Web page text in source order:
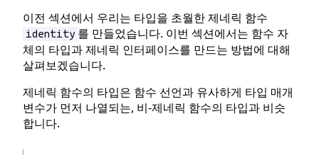
이전 섹션에서 우리는 타입을 초월한 제네릭 함수
identity 를 만들었습니다. 이번 섹션에서는 함수 자
체의 타입과 제네릭 인터페이스를 만드는 방법에 대해
살펴보겠습니다.
제네릭 함수의 타입은 함수 선언과 유사하게 타입 매개
변수가 먼저 나열되는, 비-제네릭 함수의 타입과 비슷
합니다.